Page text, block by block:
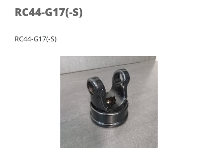
RC44-G17(-S)
RC44-G17(-S)